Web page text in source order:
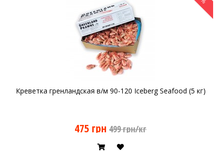
Креветка гренландская в/м 90-120 Iceberg Seafood (5 кг)
475 грн 499 грн/кг